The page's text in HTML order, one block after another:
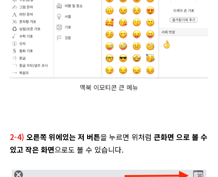
맥북 이모티콘 큰 메뉴
2-4) 오른쪽 위에있는 저 버튼을 누르면 위처럼 큰화면 으로 볼 수
있고 작은 화면으로도 볼 수 있습니다.